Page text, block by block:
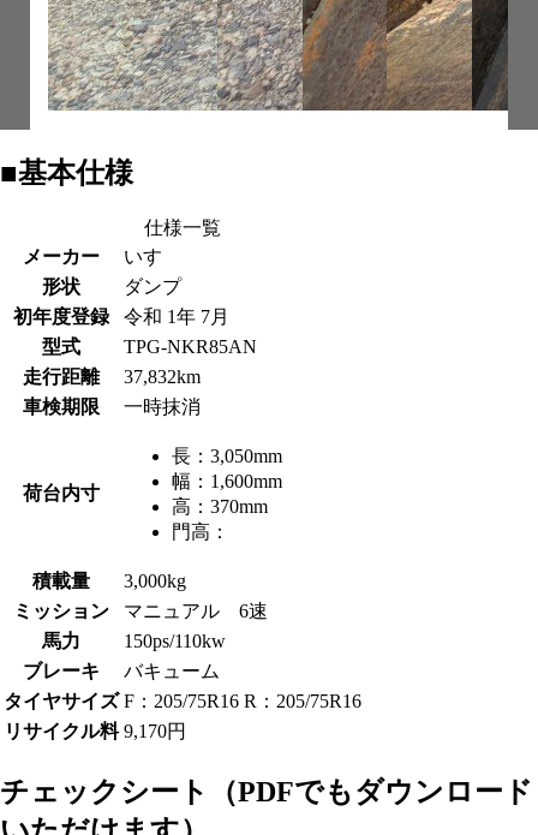
■基本仕様
仕様一覧
メーカー
いすゞ
形状
ダンプ
初年度登録
令和 1年 7月
型式
TPG-NKR85AN
走行距離
37,832km
車検期限
一時抹消
荷台内寸
長： 3,050mm
幅： 1,600mm
高： 370mm
門高：
積載量
3,000kg
ミッション
マニュアル 6速
馬力
150ps/110kw
ブレーキ
バキューム
タイヤサイズ F：205/75R16 R：205/75R16
リサイクル料 9,170円
チェックシート
（PDFでもダウンロード